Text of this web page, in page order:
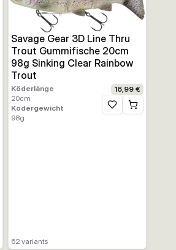
hinzufügen
Savage Gear 3D Line Thru
Trout Gummifische 20cm
98g Sinking Clear Rainbow
Trout
Köderlänge
20cm
Ködergewicht
98g
16,99 €
Zur Wunschliste
62variants